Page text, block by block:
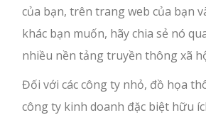
của bạn, trên trang web của bạn
khác bạn muốn, hãy chia sẻ nó
nhiều nền tảng truyền thông xã
Đối với các công ty nhỏ, đồ họa
công ty kinh doanh đặc biệt hữu